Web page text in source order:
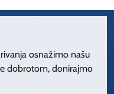
osnažimo našu
dobrotom, donirajmo